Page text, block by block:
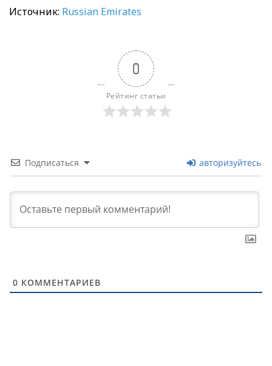
Источник: Russian Emirates
0
Рейтинг статьи
Подписаться авторизуйтесь
0 КОММЕНТАРИЕВ